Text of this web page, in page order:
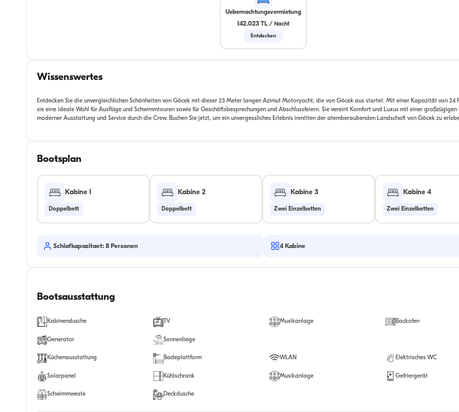
Uebernachtungsvermietung
142.023 TL/ Nacht
Entdecken
Wissenswertes
Entdecken Sie die unvergleichlichen Schönheiten von Göcek mit dieser 23 Meter langen Azimut Motoryacht, die von Göcek aus startet. Mit einer Kapazität von 24
sie eine ideale Wahl für Ausflüge und Schwimmtouren sowie für Geschäftsbesprechungen und Abschlussfeiern. Sie vereint Komfort und Luxus mit einer großzügigen
moderner Ausstattung und Service durch die Crew. Buchen Sie jetzt, um ein unvergessliches Erlebnis inmitten der atemberaubenden Landschaft von Göcek zu
Bootsplan
Kabine 1
Doppelbett
Kabine 2
Doppelbett
Kabine 3
Zwei Einzelbetten
Kabine 4
Zwei Einzelbetten
Schlafkapazitaet: 8 Personen 4 Kabine
Bootsausstattung
Kabinendusche TV Musikanlage Backofen
Generator Sonnenliege
Küchenausstattung Badeplattform WLAN Elektrisches WC
Solarpanel Kühlschrank Musikanlage Gefriergerät
Schwimmweste Deckdusche